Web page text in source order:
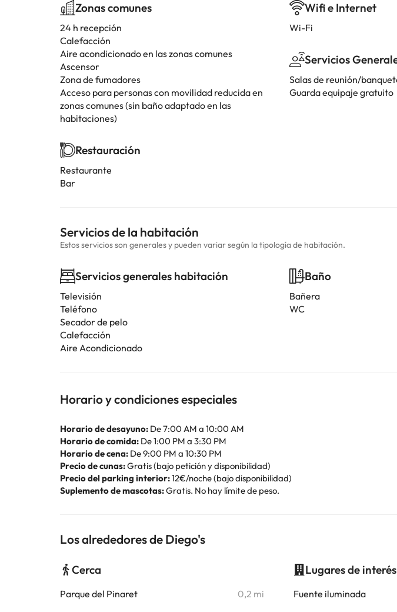
Zonas comunes
24 h recepción
Calefacción
Aire acondicionado en las zonas comunes
Ascensor
Zona de fumadores
Acceso para personas con movilidad reducida en
zonas comunes (sin baño adaptado en las
habitaciones)
Restauración
Restaurante
Bar
Wifi e Internet
Wi-Fi
Servicios
Salas de reunión/
Guarda equipaje gratuito
Servicios de la habitación
Estos servicios son generales y pueden variar según la tipología de habitación.
Servicios generales habitación
Televisión
Teléfono
Secador de pelo
Calefacción
Aire Acondicionado
Baño
Bañera
WC
Horario y condiciones especiales
Horario de desayuno: De 7:00 AM a 10:00 AM
Horario de comida: De 1:00 PM a 3:30 PM
Horario de cena: De 9:00 PM a 10:30 PM
Precio de cunas:Gratis (bajo petición y disponibilidad)
Precio del parking interior:12€/noche (bajo disponibilidad)
Suplemento de mascotas:Gratis. No hay límite de peso.
Los alrededores de Diego's
Cerca
Parque del Pinaret 0,2 mi
Lugares de interés
Fuente iluminada